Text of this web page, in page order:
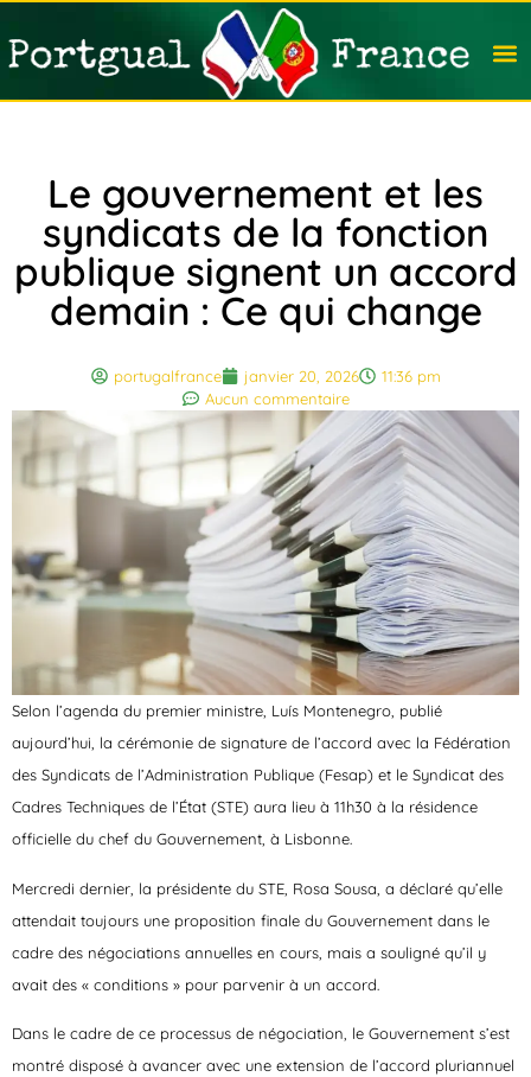
Le gouvernement et les
syndicats de la fonction
publique signent un accord
demain : Ce qui change
portugalfrance janvier 20, 2026
11:36 pm
Aucun commentaire
Selon l’agenda du premier ministre, Luís Montenegro, publié
aujourd’hui, la cérémonie de signature de l’accord avec la Fédération
des Syndicats de l’Administration Publique (Fesap) et le Syndicat des
Cadres Techniques de l’État (STE) aura lieu à 11h30 à la résidence
officielle du chef du Gouvernement, à Lisbonne.
Mercredi dernier, la présidente du STE, Rosa Sousa, a déclaré qu’elle
attendait toujours une proposition finale du Gouvernement dans le
cadre des négociations annuelles en cours, mais a souligné qu’il y
avait des « conditions » pour parvenir à un accord.
Dans le cadre de ce processus de négociation, le Gouvernement s’est
montré disposé à avancer avec une extension de l’accord pluriannuel